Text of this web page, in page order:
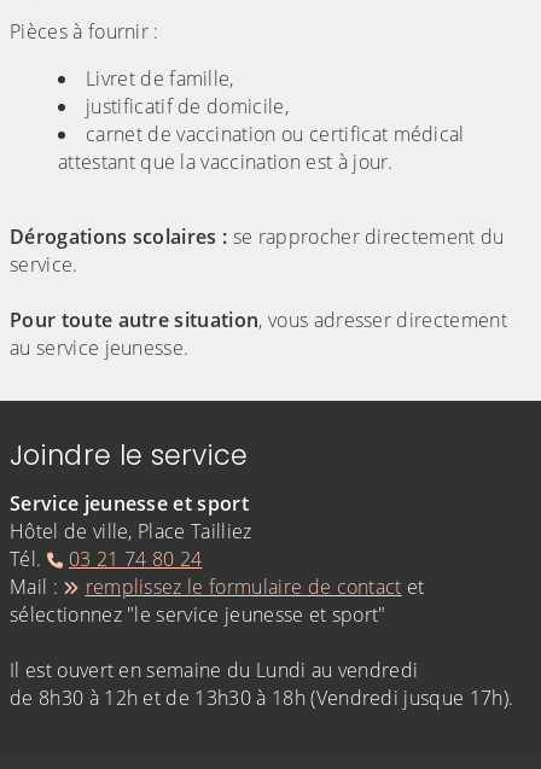
Pièces à fournir :
Livret de famille,
justificatif de domicile,
carnet de vaccination ou certificat médical
attestant que la vaccination est à jour.
Dérogations scolaires : se rapprocher directement du
service.
Pour toute autre situation, vous adresser directement
au service jeunesse.
Joindre le service
Service jeunesse et sport
Hôtel de ville, Place Tailliez
Tél.
03 21 74 80 24
Mail :
remplissez le formulaire de contact et
sélectionnez "le service jeunesse et sport"
Il est ouvert en semaine du Lundi au vendredi
de 8h30 à 12h et de 13h30 à 18h (Vendredi jusque 17h).